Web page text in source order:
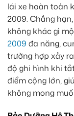
lái xe hoàn toàn
2009. Chẳng
không khác gì
2009 đa năng,
trường hợp xảy
độ ghi hình khi
điểm cộng lớn,
không mong